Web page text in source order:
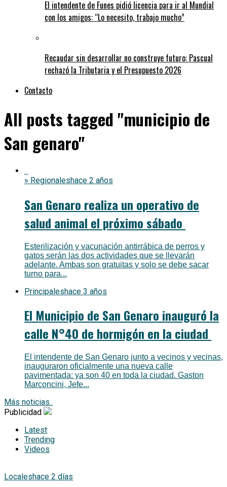
El intendente de Funes pidió licencia para ir al Mundial
con los amigos: “Lo necesito, trabajo mucho”
Recaudar sin desarrollar no construye futuro: Pascual
rechazó la Tributaria y el Presupuesto 2026
Contacto
All posts tagged "municipio de
San genaro"
» Regionaleshace 2 años
San Genaro realiza un operativo de
salud animal el próximo sábado
Esterilización y vacunación antirrábica de perros y
gatos serán las dos actividades que se llevarán
adelante. Ambas son gratuitas y solo se debe sacar
turno para...
Principaleshace 3 años
El Municipio de San Genaro inauguró la
calle N°40 de hormigón en la ciudad
El intendente de San Genaro junto a vecinos y vecinas,
inauguraron oficialmente una nueva calle
pavimentada: ya son 40 en toda la ciudad. Gaston
Marconcini, Jefe...
Más noticias..
Publicidad
Latest
Trending
Videos
Localeshace 2 días